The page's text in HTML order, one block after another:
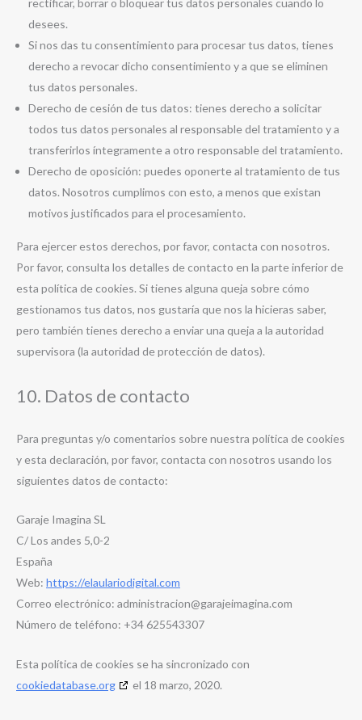
desees.
Si nos das tu consentimiento para procesar tus datos, tienes
derecho a revocar dicho consentimiento y a que se eliminen
tus datos personales.
Derecho de cesión de tus datos: tienes derecho a solicitar
todos tus datos personales al responsable del tratamiento y a
transferirlos íntegramente a otro responsable del tratamiento.
Derecho de oposición: puedes oponerte al tratamiento de tus
datos. Nosotros cumplimos con esto, a menos que existan
motivos justificados para el procesamiento.
Para ejercer estos derechos, por favor, contacta con nosotros.
Por favor, consulta los detalles de contacto en la parte inferior de
esta política de cookies. Si tienes alguna queja sobre cómo
gestionamos tus datos, nos gustaría que nos la hicieras saber,
pero también tienes derecho a enviar una queja a la autoridad
supervisora (la autoridad de protección de datos).
10. Datos de contacto
Para preguntas y/o comentarios sobre nuestra política de cookies
y esta declaración, por favor, contacta con nosotros usando los
siguientes datos de contacto:
Garaje Imagina SL
C/ Los andes 5,0-2
España
Web: https://elaulariodigital.com
Correo electrónico: administracion@garajeimagina.com
Número de teléfono: +34 625543307
Esta política de cookies se ha sincronizado con
cookiedatabase.org
el 18 marzo, 2020.